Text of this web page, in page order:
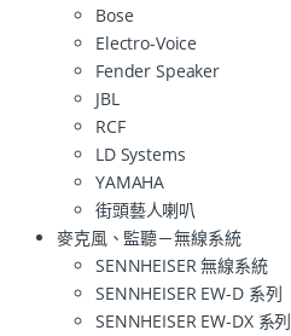
Bose
Electro-Voice
Fender Speaker
JBL
RCF
LD Systems
YAMAHA
街頭藝人喇叭
麥克風、監聽－無線系統
SENNHEISER 無線系統
SENNHEISER EW-D 系列
SENNHEISER EW-DX 系列